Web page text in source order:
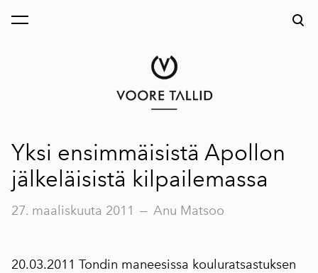
on lisätty ostoskoriin.
Yksi ensimmäisistä Apollon
jälkeläisistä kilpailemassa
27. maaliskuuta 2011 — Anu Matsoo
20.03.2011 Tondin maneesissa kouluratsastuksen